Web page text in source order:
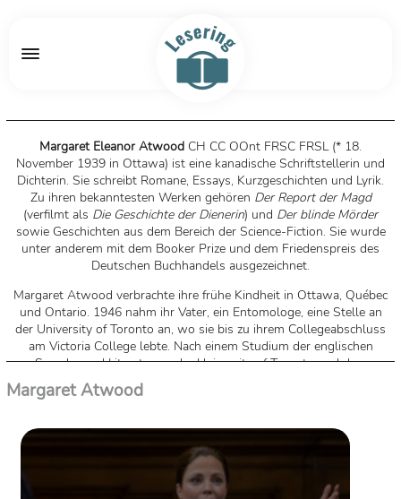
Margaret Eleanor Atwood CH CC OOnt FRSC FRSL (* 18.
November 1939 in Ottawa) ist eine kanadische Schriftstellerin und
Dichterin. Sie schreibt Romane, Essays, Kurzgeschichten und Lyrik.
Zu ihren bekanntesten Werken gehören Der Report der Magd
(verfilmt als Die Geschichte der Dienerin) und Der blinde Mörder
sowie Geschichten aus dem Bereich der Science-Fiction. Sie wurde
unter anderem mit dem Booker Prize und dem Friedenspreis des
Deutschen Buchhandels ausgezeichnet.
Margaret Atwood verbrachte ihre frühe Kindheit in Ottawa, Québec
und Ontario. 1946 nahm ihr Vater, ein Entomologe, eine Stelle an
der University of Toronto an, wo sie bis zu ihrem Collegeabschluss
am Victoria College lebte. Nach einem Studium der englischen
Sprache und Literatur an der University of Toronto und dem
Radcliffe College der Harvard University, das sie 1962 mit dem
Master abschloss, lehrte sie ab 1964 als Literaturwissenschaftlerin
Königreich, in Frankreich, Italien und Deutschland (1984 in West-
]). 1984 war sie als Stipendiatin des
Berliner Künstlerprogramms des DAAD in Berlin.
in Toronto. Nach der Scheidung von ihrem ersten Ehemann Jim
Margaret Atwood